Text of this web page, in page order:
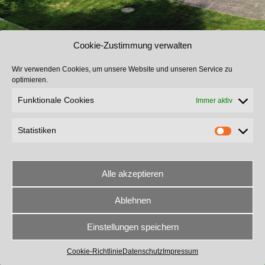
Cookie-Zustimmung verwalten
Wir verwenden Cookies, um unsere Website und unseren Service zu
optimieren.
Funktionale Cookies Immer aktiv
Statistiken
Alle akzeptieren
Ablehnen
Einstellungen speichern
Cookie-Richtlinie Datenschutz Impressum
The contents of this page are copyright © 2024 Mayr Planen und Zelte e.K
Design, Concept and Template by ratzinger-internetlösungen
Impressum
Datenschutz